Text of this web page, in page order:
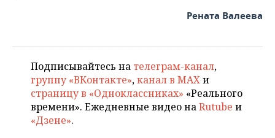
Рената Валеева
Подписывайтесь на телеграм-канал,
группу «ВКонтакте»,канал в MAXи
страницу в «Одноклассниках» «Реального
времени». Ежедневные видео наRutube и
«Дзене».